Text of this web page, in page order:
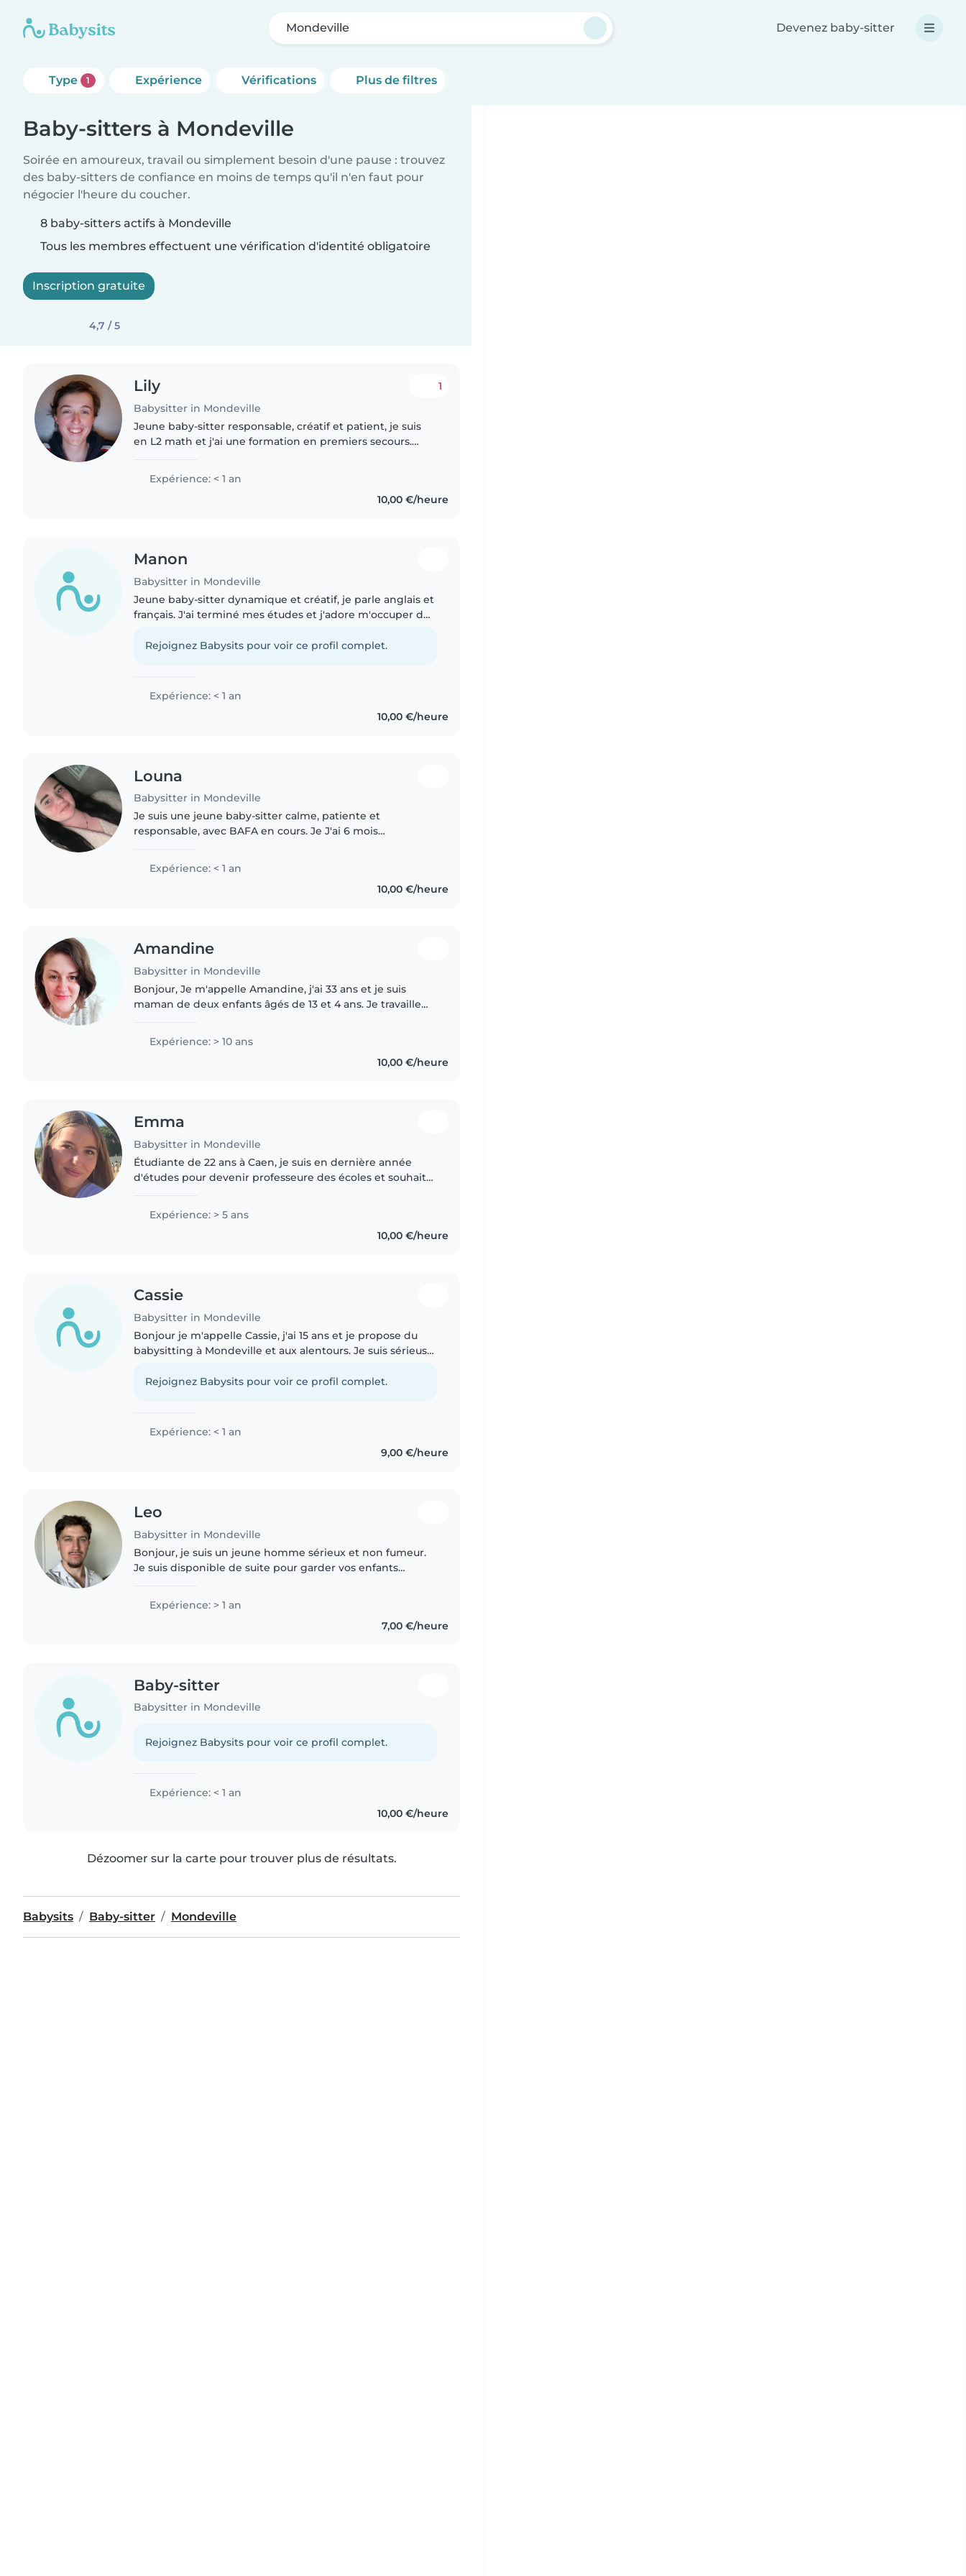
Mondeville Devenez baby-sitter
Type 1 Expérience Vérifications Plus de filtres
Baby-sitters à Mondeville
Soirée en amoureux, travail ou simplement besoin d'une pause : trouvez
des baby-sitters de confiance en moins de temps qu'il n'en faut pour
négocier l'heure du coucher.
8 baby-sitters actifs à Mondeville
Tous les membres effectuent une vérification d'identité obligatoire
Inscription gratuite
4,7 / 5
Lily
Babysitter in Mondeville
1
Jeune baby-sitter responsable, créatif et patient, je suis
en L2 math et j'ai une formation en premiers secours.
avec les..
Expérience: < 1 an
10,00 €/heure
Manon
Babysitter in Mondeville
Jeune baby-sitter dynamique et créatif, je parle anglais et
français. J'ai terminé mes études et j'adore m'occuper des
incluent..
Rejoignez Babysits pour voir ce profil complet.
Expérience: < 1 an
10,00 €/heure
Louna
Babysitter in Mondeville
Je suis une jeune baby-sitter calme, patiente et
responsable, avec BAFA en cours. Je J'ai 6 mois
m'occuper de vos enfants avec enthousiasme..
Expérience: < 1 an
10,00 €/heure
Amandine
Babysitter in Mondeville
Bonjour, Je m'appelle Amandine, j'ai 33 ans et je suis
maman de deux enfants âgés de 13 et 4 ans. Je travaille
méridienne en école maternelle..
Expérience: > 10 ans
10,00 €/heure
Emma
Babysitter in Mondeville
Étudiante de 22 ans à Caen, je suis en dernière année
d'études pour devenir professeure des écoles et souhaite
services de babysitting..
Expérience: > 5 ans
10,00 €/heure
Cassie
Babysitter in Mondeville
Bonjour je m'appelle Cassie, j'ai 15 ans et je propose du
babysitting à Mondeville et aux alentours. Je suis sérieuse,
l'habitude..
Rejoignez Babysits pour voir ce profil complet.
Expérience: < 1 an
9,00 €/heure
Leo
Babysitter in Mondeville
Bonjour, je suis un jeune homme sérieux et non fumeur.
Je suis disponible de suite pour garder vos enfants
Expérience: > 1 an
7,00 €/heure
Baby-sitter
Babysitter in Mondeville
Rejoignez Babysits pour voir ce profil complet.
Expérience: < 1 an
10,00 €/heure
Dézoomer sur la carte pour trouver plus de résultats.
Babysits Baby-sitter Mondeville